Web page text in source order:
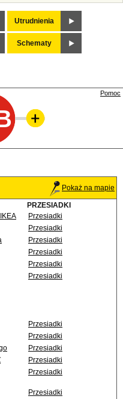
Utrudnienia
Schematy
Pomoc
Pokaż na mapie
PRZESIADKI
Przesiadki
Przesiadki
Przesiadki
Przesiadki
Przesiadki
Przesiadki
Przesiadki
Przesiadki
Przesiadki
Przesiadki
Przesiadki
Przesiadki